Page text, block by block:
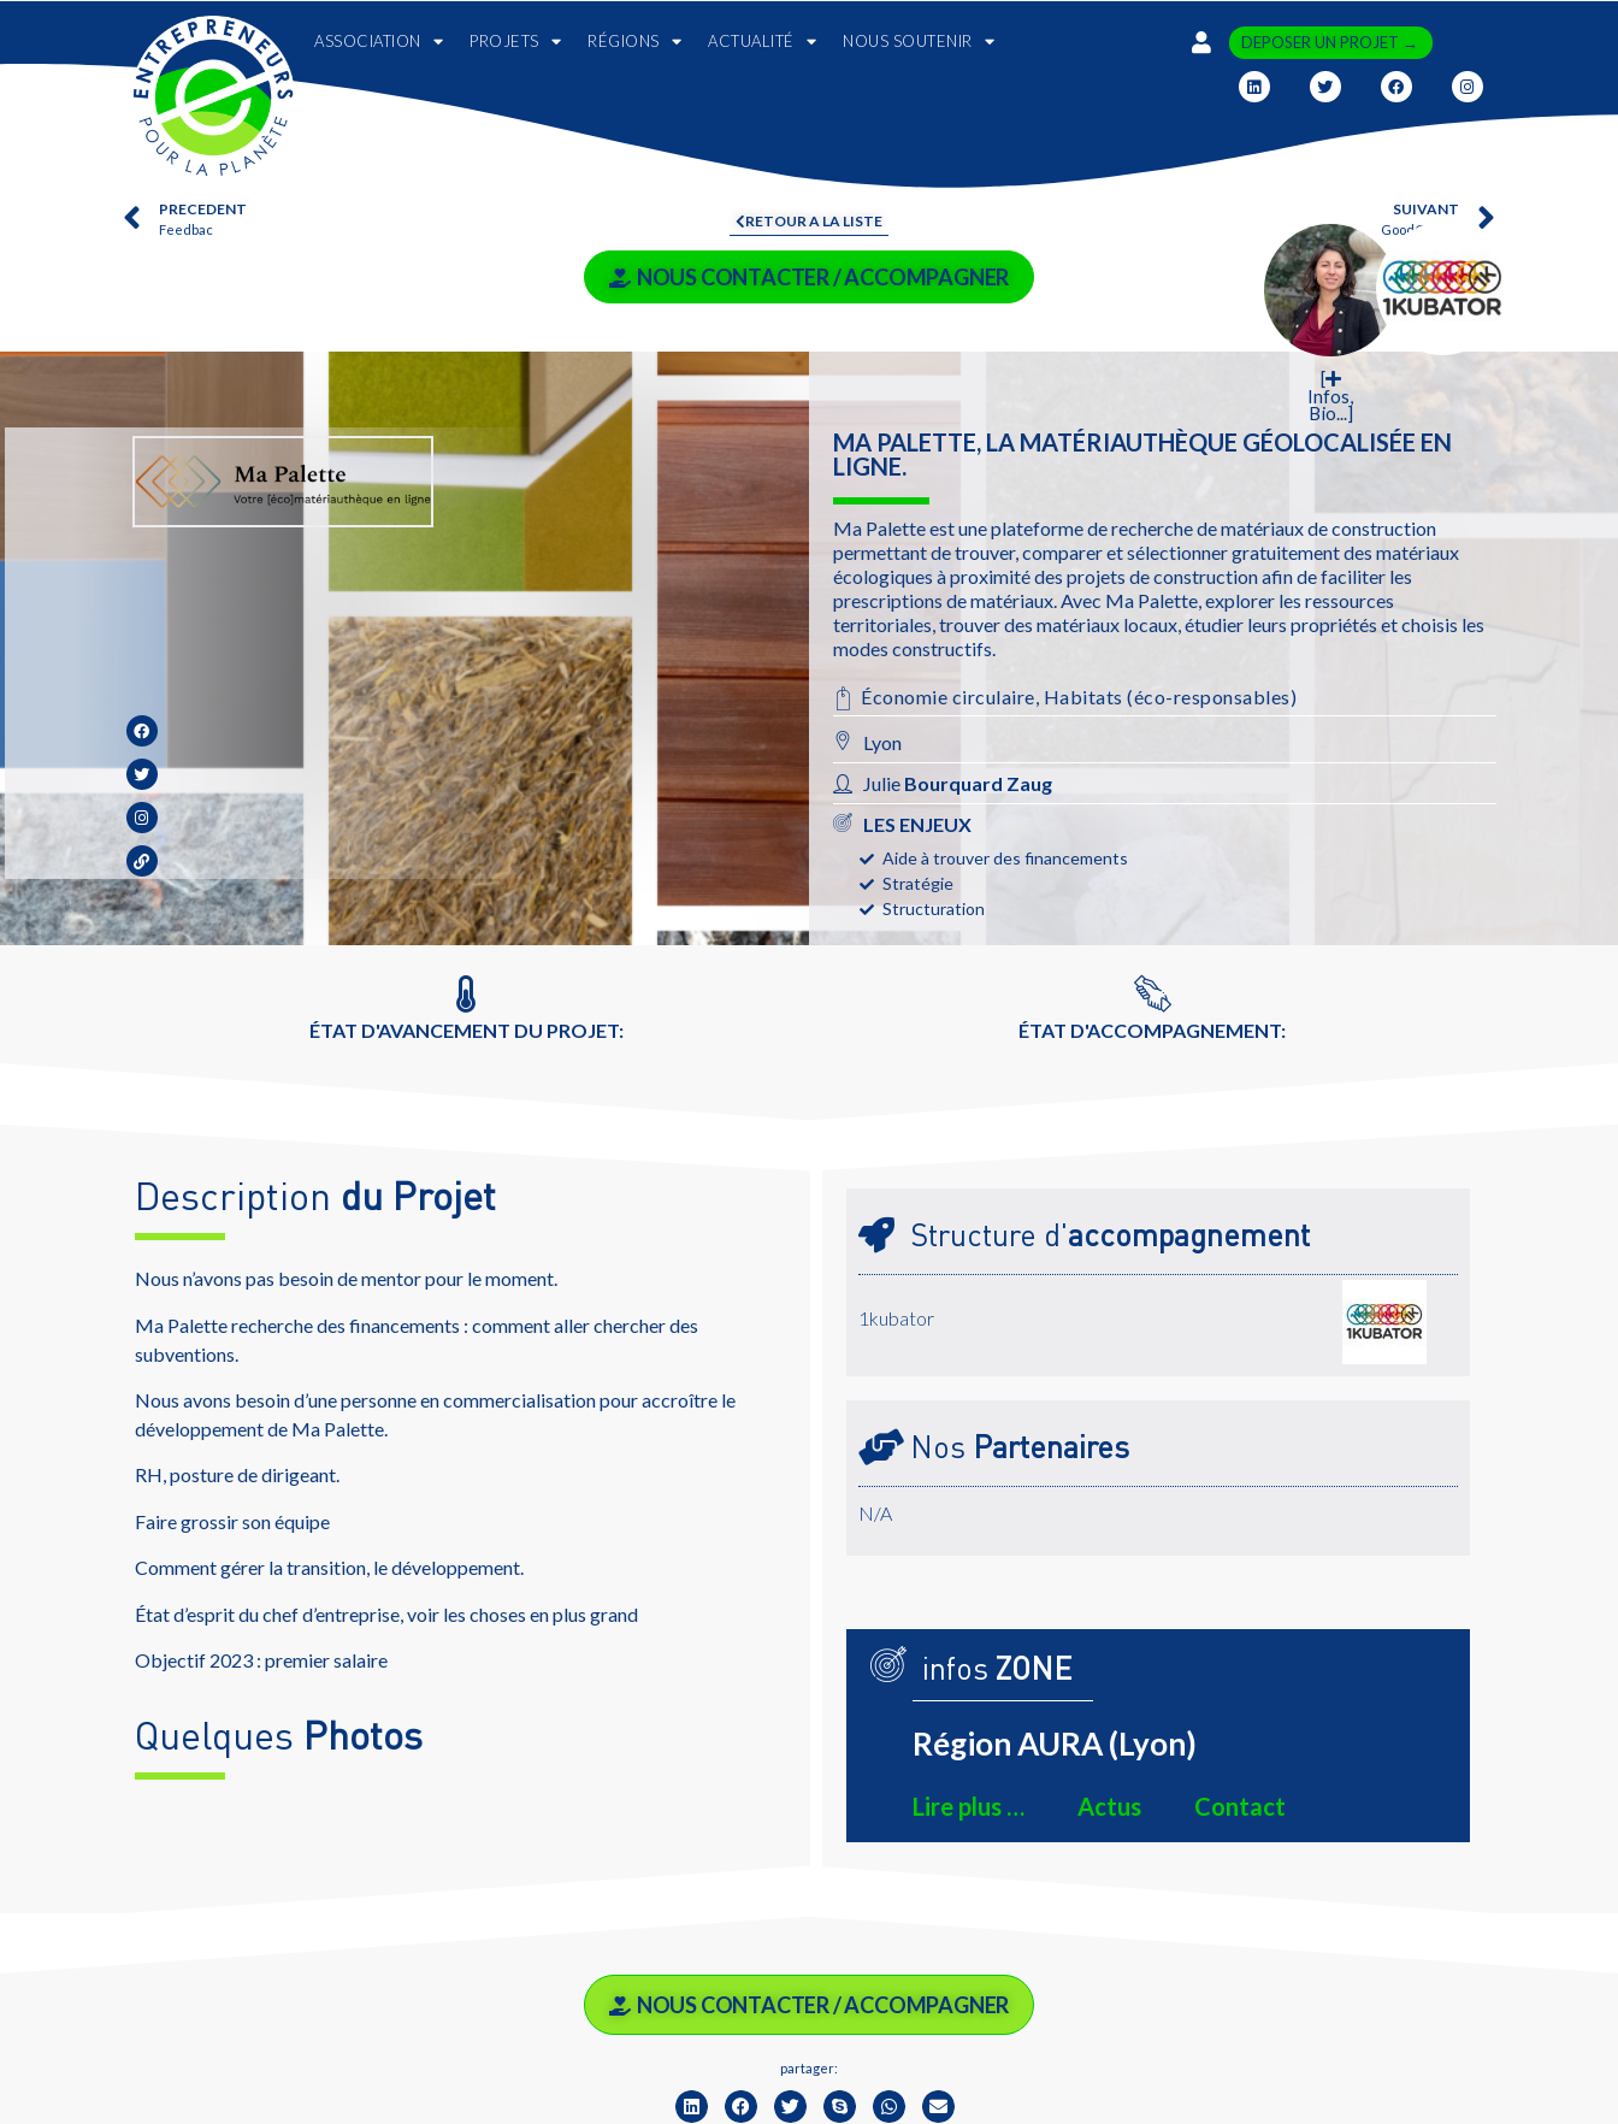
ASSOCIATION PROJETS RÉGIONS ACTUALITÉ NOUS SOUTENIR DEPOSER UN PROJET →
RETOUR A LA LISTE
PRECEDENT
Feedbac
SUIVANT
GoodCollect
NOUS CONTACTER / ACCOMPAGNER
[
Infos,
Bio...]
MA PALETTE, LA MATÉRIAUTHÈQUE GÉOLOCALISÉE EN
LIGNE.
Ma Palette est une plateforme de recherche de matériaux de construction
permettant de trouver, comparer et sélectionner gratuitement des matériaux
écologiques à proximité des projets de construction afin de faciliter les
prescriptions de matériaux. Avec Ma Palette, explorer les ressources
territoriales, trouver des matériaux locaux, étudier leurs propriétés et choisis les
modes constructifs.
Économie circulaire, Habitats (éco-responsables)
Lyon
Julie Bourquard Zaug
LES ENJEUX
Aide à trouver des financements
Stratégie
Structuration
ÉTAT D'AVANCEMENT DU PROJET: ÉTAT D'ACCOMPAGNEMENT:
Description du Projet
Nous n’avons pas besoin de mentor pour le moment.
Ma Palette recherche des financements : comment aller chercher des
subventions.
Nous avons besoin d’une personne en commercialisation pour accroître le
développement de Ma Palette.
RH, posture de dirigeant.
Faire grossir son équipe
Comment gérer la transition, le développement.
État d’esprit du chef d’entreprise, voir les choses en plus grand
Objectif 2023 : premier salaire
Quelques Photos
Structure d'accompagnement
1kubator
Nos Partenaires
N/A
infos ZONE
Région AURA (Lyon)
Lire plus … Actus Contact
NOUS CONTACTER / ACCOMPAGNER
partager: